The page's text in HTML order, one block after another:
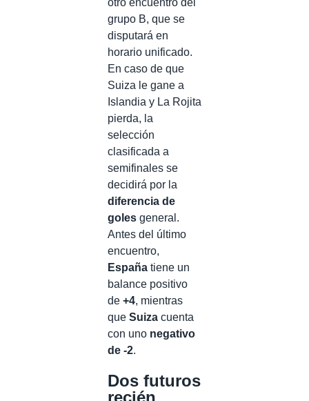
otro encuentro del
grupo B, que se
disputará en
horario unificado.
En caso de que
Suiza le gane a
Islandia y La Rojita
pierda, la
selección
clasificada a
semifinales se
decidirá por la
diferencia de
goles general.
Antes del último
encuentro,
España tiene un
balance positivo
de +4, mientras
que Suiza cuenta
con uno negativo
de -2.
Dos futuros
recién